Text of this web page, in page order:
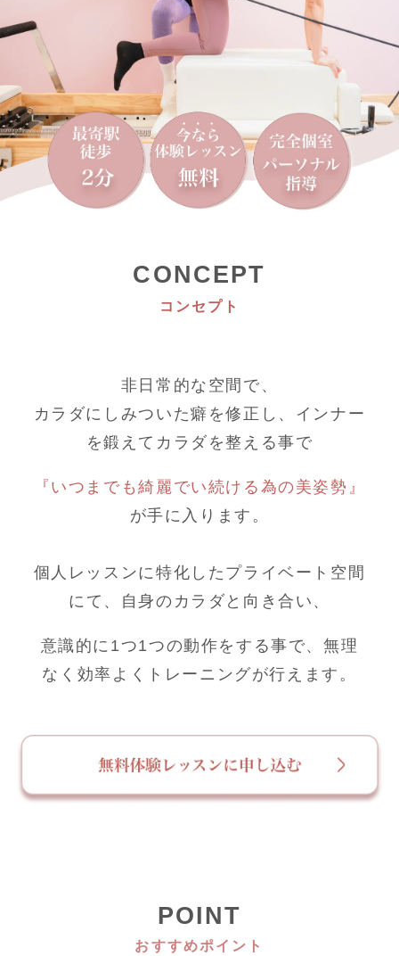
CONCEPT
コンセプト
非日常的な空間で、
カラダにしみついた癖を修正し、インナー
を鍛えてカラダを整える事で
『いつまでも綺麗でい続ける為の美姿勢』
が手に入ります。
個人レッスンに特化したプライベート空間
にて、自身のカラダと向き合い、
意識的に1つ1つの動作をする事で、無理
なく効率よくトレーニングが行えます。
POINT
おすすめポイント